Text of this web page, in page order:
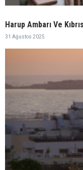
Harup Ambarı Ve
31 Ağustos 2025